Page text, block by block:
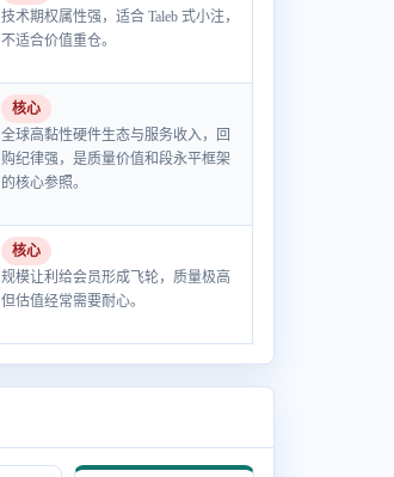
技术期权属性强，适合 Taleb 式小注，
不适合价值重仓。
核心
全球高黏性硬件生态与服务收入，回
购纪律强，是质量价值和段永平框架
的核心参照。
核心
规模让利给会员形成飞轮，质量极高
但估值经常需要耐心。